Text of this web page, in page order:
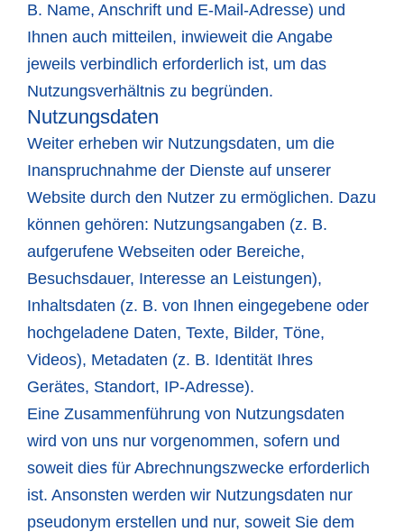
B. Name, Anschrift und E-Mail-Adresse) und
Ihnen auch mitteilen, inwieweit die Angabe
jeweils verbindlich erforderlich ist, um das
Nutzungsverhältnis zu begründen.
Nutzungsdaten
Weiter erheben wir Nutzungsdaten, um die
Inanspruchnahme der Dienste auf unserer
Website durch den Nutzer zu ermöglichen. Dazu
können gehören: Nutzungsangaben (z. B.
aufgerufene Webseiten oder Bereiche,
Besuchsdauer, Interesse an Leistungen),
Inhaltsdaten (z. B. von Ihnen eingegebene oder
hochgeladene Daten, Texte, Bilder, Töne,
Videos), Metadaten (z. B. Identität Ihres
Gerätes, Standort, IP-Adresse).
Eine Zusammenführung von Nutzungsdaten
wird von uns nur vorgenommen, sofern und
soweit dies für Abrechnungszwecke erforderlich
ist. Ansonsten werden wir Nutzungsdaten nur
pseudonym erstellen und nur, soweit Sie dem